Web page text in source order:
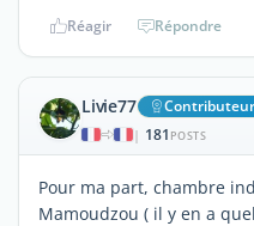
Réagir Répondre
Livie77 Contributeur
| 181 POSTS
Pour ma part, chambre
Mamoudzou ( il y en a